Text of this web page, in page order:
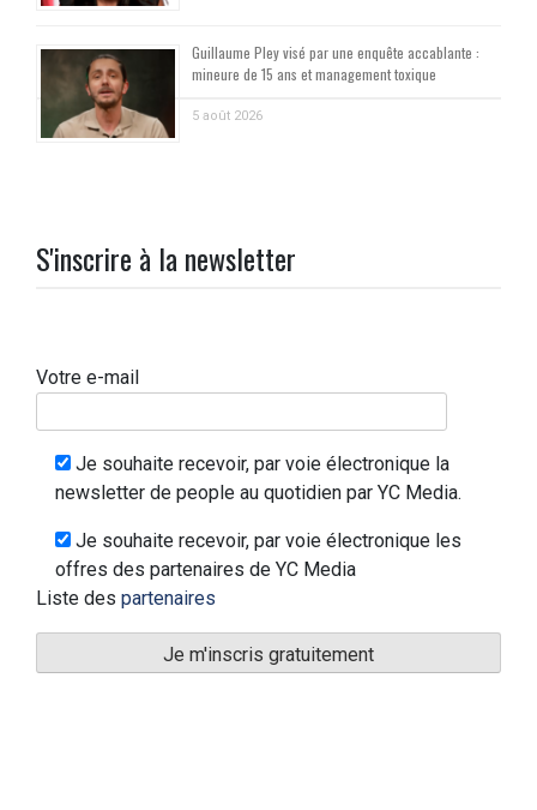
Guillaume Pley visé par une enquête accablante :
mineure de 15 ans et management toxique
5 août 2026
S'inscrire à la newsletter
Votre e-mail
Je souhaite recevoir, par voie électronique la
newsletter de people au quotidien par YC Media.
Je souhaite recevoir, par voie électronique les
offres des partenaires de YC Media
Liste des partenaires